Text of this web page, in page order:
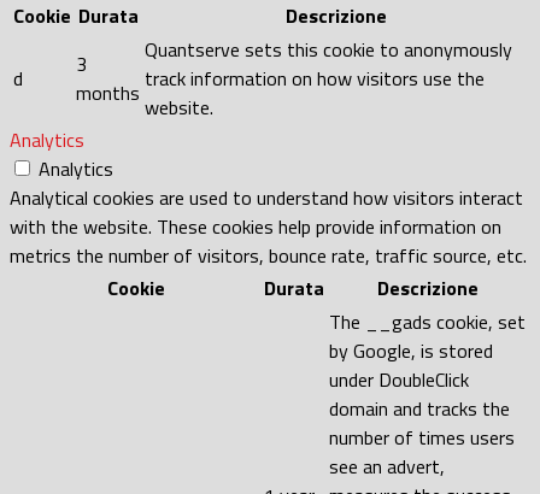
Cookie Durata Descrizione
d
3
months
Quantserve sets this cookie to anonymously
track information on how visitors use the
website.
Analytics
Analytics
Analytical cookies are used to understand how visitors interact
with the website. These cookies help provide information on
metrics the number of visitors, bounce rate, traffic source, etc.
Cookie
Durata Descrizione
The __gads cookie, set
by Google, is stored
under DoubleClick
domain and tracks the
number of times users
see an advert,